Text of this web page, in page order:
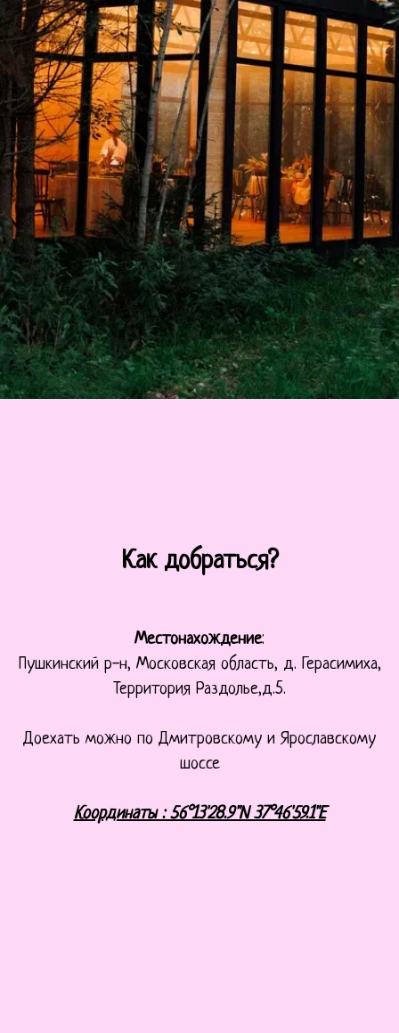
Как добраться?
Местонахождение:
Пушкинский р-н, Московская область, д. Герасимиха,
Территория Раздолье,д.5.
Доехать можно по Дмитровскому и Ярославскому
шоссе
Координаты : 56°13'28.9"N 37°46'59.1"E